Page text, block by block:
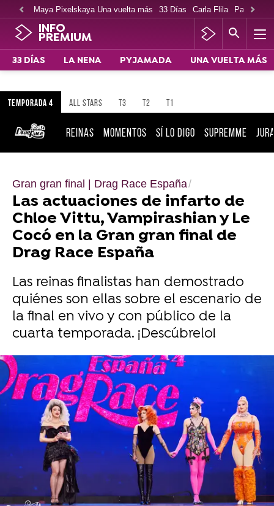
Maya Pixelskaya Una vuelta más 33 Días Carla Flila Paco
INFO
PREMIUM
33 DÍAS LA NENA PYJAMADA UNA VUELTA MÁS
TEMPORADA 4 ALL STARS T3 T2 T1
REINAS MOMENTOS SÍ LO DIGO SUPREMME
Gran gran final | Drag Race España
Las actuaciones de infarto de
Chloe Vittu, Vampirashian y Le
Cocó en la Gran gran final de
Drag Race España
Las reinas finalistas han demostrado
quiénes son ellas sobre el escenario de
la final en vivo y con público de la
cuarta temporada. ¡Descúbrelo!
Sara Ruiz
Publicado: 15 de diciembre de 2024, 21:05
WhatsappFacebook
X Flipboard